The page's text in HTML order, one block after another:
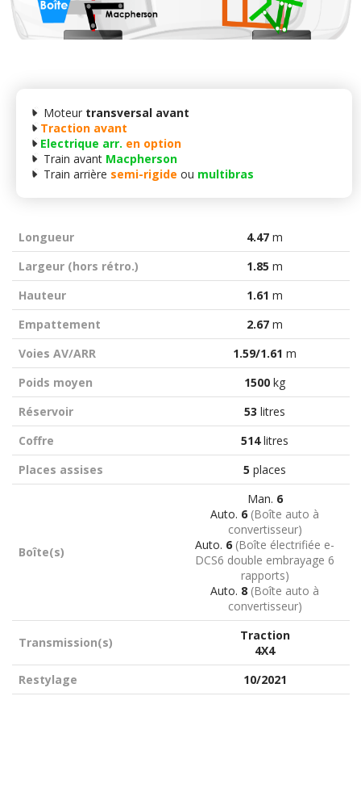
Moteur transversal avant
Traction avant
Electrique arr. en option
Train avant Macpherson
Train arrière semi-rigide ou multibras
Longueur 4.47 m
Largeur (hors rétro.)
1.85 m
Hauteur
1.61 m
Empattement
2.67 m
Voies AV/ARR
1.59/1.61 m
Poids moyen
1500 kg
Réservoir
53 litres
Coffre
514litres
Places assises
5 places
Boîte(s)
Man. 6
Auto. 6 (Boîte auto à
convertisseur)
Auto. 6 (Boîte électrifiée e-
DCS6 double embrayage 6
rapports)
Auto. 8 (Boîte auto à
convertisseur)
Transmission(s)
Traction
4X4
Restylage
10/2021